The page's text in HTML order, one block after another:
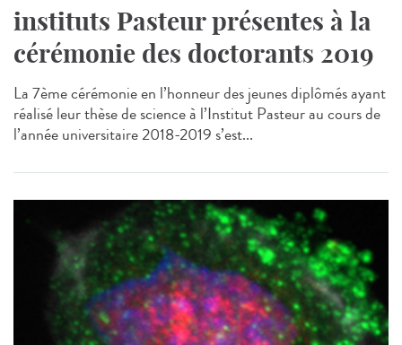
instituts Pasteur présentes à la
cérémonie des doctorants 2019
La 7ème cérémonie en l’honneur des jeunes diplômés ayant
réalisé leur thèse de science à l’Institut Pasteur au cours de
l’année universitaire 2018-2019 s’est...